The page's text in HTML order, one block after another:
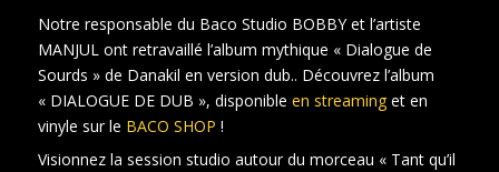
Notre responsable du Baco Studio BOBBY et l’artiste
MANJUL ont retravaillé l’album mythique « Dialogue de
Sourds » de Danakil en version dub.. Découvrez l’album
« DIALOGUE DE DUB », disponibleen streaminget en
vinyle sur le BACO SHOP !
Visionnez la session studio autour du morceau « Tant qu’il